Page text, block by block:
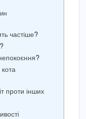
частіше?
проти інших